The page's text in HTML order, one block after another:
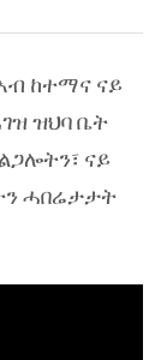
ከተማና ናይ
ዝህባ ቤት
ናይ
ሓበሬታታት